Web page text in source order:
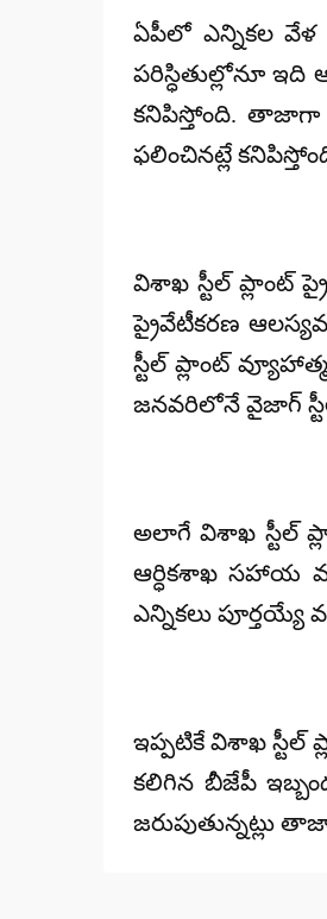
ఏపీలో ఎన్నికల వేళ
పరిస్ధితుల్లోనూ ఇది
కనిపిస్తోంది. తాజాగా
ఫలించినట్లే
విశాఖ స్టీల్ ప్లాంట్
ప్రైవేటీకరణ
స్టీల్ ప్లాంట్
జనవరిలోనే వైజాగ్
అలాగే విశాఖ స్టీల్
ఆర్ధికశాఖ సహాయ
ఎన్నికలు పూర్తయ్యే
ఇప్పటికే విశాఖ స్టీల్
కలిగిన బీజేపీ
జరుపుతున్నట్లు